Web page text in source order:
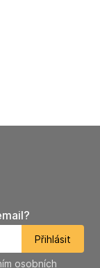
osobních